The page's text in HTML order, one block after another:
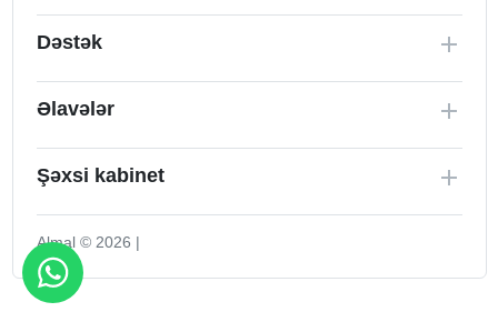
Dəstək
Əlavələr
Şəxsi kabinet
Almal © 2026 |